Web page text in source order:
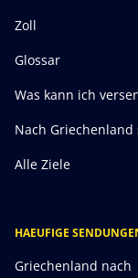
Zoll
Glossar
Was kann ich
Nach Griechenland
Alle Ziele
HAEUFIGE
Griechenland nach